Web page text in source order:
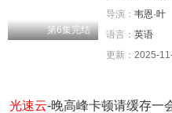
第6集完结
导演： 韦恩·叶
语言： 英语
更新： 2025-
光速云-晚高峰卡顿请缓存一